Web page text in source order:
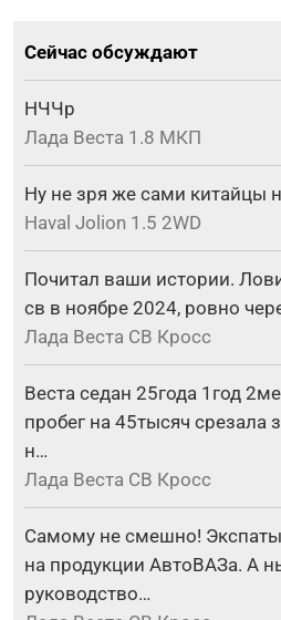
Сейчас обсуждают
НЧЧр
Лада Веста 1.8 МКП
Ну не зря же сами китайцы
Haval Jolion 1.5 2WD
Почитал ваши истории.
св в ноябре 2024, ровно
Лада Веста СВ Кросс
Веста седан 25года 1год
пробег на 45тысяч срезала
н…
Лада Веста СВ Кросс
Самому не смешно!
на продукции АвтоВАЗа. А
руководство…